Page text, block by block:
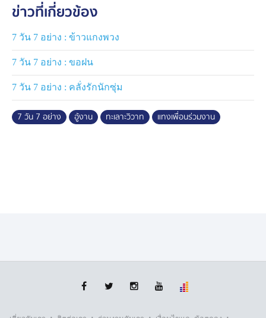
ข่าวที่เกี่ยวข้อง
7 วัน 7 อย่าง : ข้าวแกงพวง
7 วัน 7 อย่าง : ขอฝน
7 วัน 7 อย่าง : คลั่งรักนักซุ่ม
7 วัน 7 อย่าง อู้งาน ทะเลาะวิวาท แทงเพื่อนร่วมงาน